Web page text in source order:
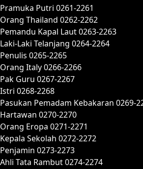
Pramuka Putri 0261-2261
Orang Thailand 0262-2262
Pemandu Kapal Laut 0263-2263
Laki-Laki Telanjang 0264-2264
Penulis 0265-2265
Orang Italy 0266-2266
Pak Guru 0267-2267
Istri 0268-2268
Pasukan Pemadam Kebakaran 0269-
Hartawan 0270-2270
Orang Eropa 0271-2271
Kepala Sekolah 0272-2272
Penjamin 0273-2273
Ahli Tata Rambut 0274-2274